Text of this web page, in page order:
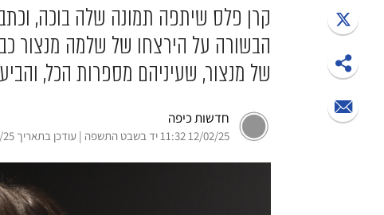
קרן פלס שיתפה תמונה שלה בוכה,
של מנצור, שעיניהם מספרות הכל,
חדשות כיפה
12/02/25 11:32 יד בשבט התשפה | עודכן בתאריך 12/02/25 16:27